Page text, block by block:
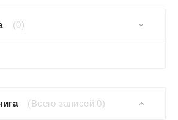
(0)
(Всего записей 0)